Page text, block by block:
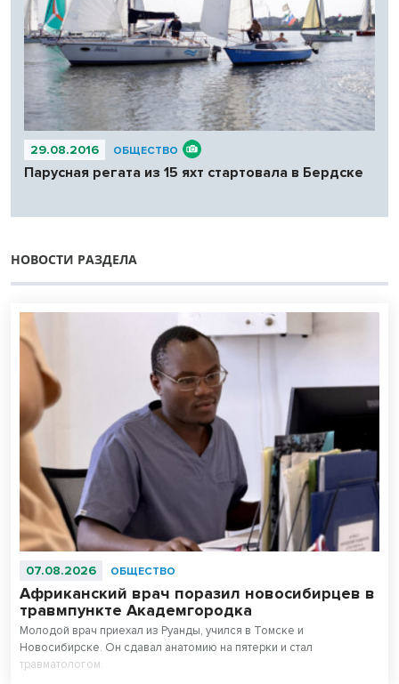
29.08.2016 ОБЩЕСТВО
Парусная регата из 15 яхт стартовала в Бердске
НОВОСТИ РАЗДЕЛА
07.08.2026 ОБЩЕСТВО
Африканский врач поразил новосибирцев в
травмпункте Академгородка
Молодой врач приехал из Руанды, учился в Томске и
Новосибирске. Он сдавал анатомию на пятерки и стал
травматологом.